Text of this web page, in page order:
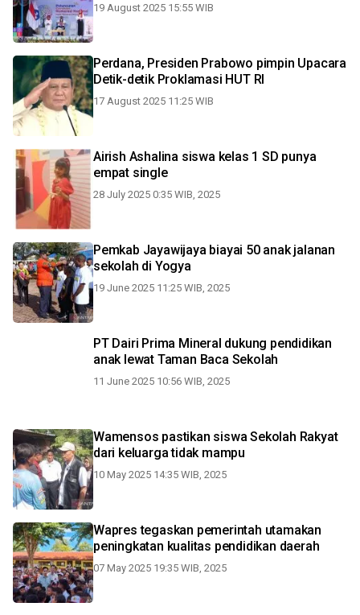
19 August 2025 15:55 WIB
Perdana, Presiden Prabowo pimpin Upacara
Detik-detik Proklamasi HUT RI
17 August 2025 11:25 WIB
Airish Ashalina siswa kelas 1 SD punya
empat single
28 July 2025 0:35 WIB, 2025
Pemkab Jayawijaya biayai 50 anak jalanan
sekolah di Yogya
19 June 2025 11:25 WIB, 2025
PT Dairi Prima Mineral dukung pendidikan
anak lewat Taman Baca Sekolah
11 June 2025 10:56 WIB, 2025
Wamensos pastikan siswa Sekolah Rakyat
dari keluarga tidak mampu
10 May 2025 14:35 WIB, 2025
Wapres tegaskan pemerintah utamakan
peningkatan kualitas pendidikan daerah
07 May 2025 19:35 WIB, 2025